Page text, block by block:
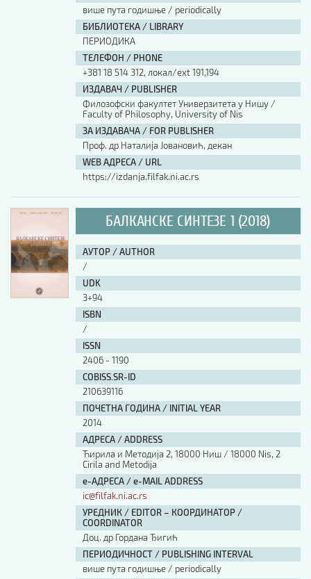
више пута годишње / periodically
БИБЛИОТЕКА / LIBRARY
ПЕРИОДИКА
ТЕЛЕФОН / PHONE
+381 18 514 312, локал/ext 191,194
ИЗДАВАЧ / PUBLISHER
Филозофски факултет Универзитета у Нишу /
Faculty of Philosophy, University of Nis
ЗА ИЗДАВАЧА / FOR PUBLISHER
Проф. др Наталија Јовановић, декан
WEB АДРЕСА / URL
https://izdanja.filfak.ni.ac.rs
БАЛКАНСКЕ СИНТЕЗЕ 1 (2018)
АУТОР / AUTHOR
/
UDK
3+94
ISBN
/
ISSN
2406 - 1190
COBISS.SR-ID
210639116
ПОЧЕТНА ГОДИНА / INITIAL YEAR
2014
АДРЕСА / ADDRESS
Ћирила и Методија 2, 18000 Ниш / 18000 Nis, 2
Cirila and Metodija
е-АДРЕСА / e-MAIL ADDRESS
ic@filfak.ni.ac.rs
УРЕДНИК / EDITOR – КООРДИНАТОР /
COORDINATOR
Доц. др Гордана Ђигић
ПЕРИОДИЧНОСТ / PUBLISHING INTERVAL
више пута годишње / periodically